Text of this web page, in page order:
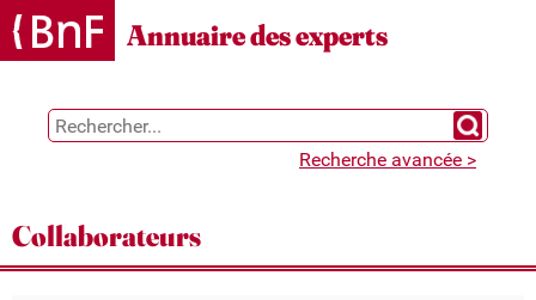
Gestion des cookies
Annuaire des experts
Chercher
Recherche avancée >
Collaborateurs